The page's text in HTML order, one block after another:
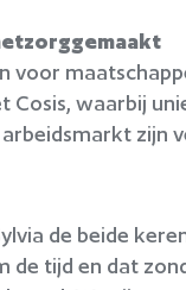
voor
waarbij
zijn
de beide
tijd en dat